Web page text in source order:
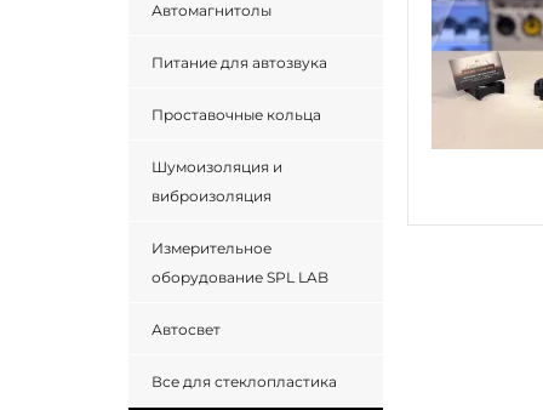
Автомагнитолы
Питание для автозвука
Проставочные кольца
Шумоизоляция и
виброизоляция
Измерительное
оборудование SPL LAB
Автосвет
Все для стеклопластика